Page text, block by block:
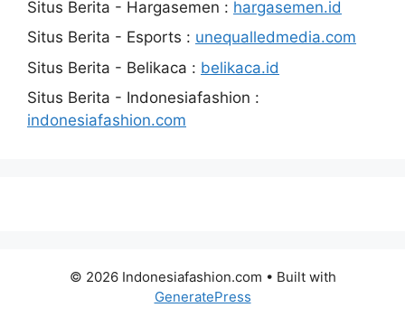
Situs Berita - Hargasemen : hargasemen.id
Situs Berita - Esports : unequalledmedia.com
Situs Berita - Belikaca : belikaca.id
Situs Berita - Indonesiafashion :
indonesiafashion.com
© 2026 Indonesiafashion.com • Built with
GeneratePress